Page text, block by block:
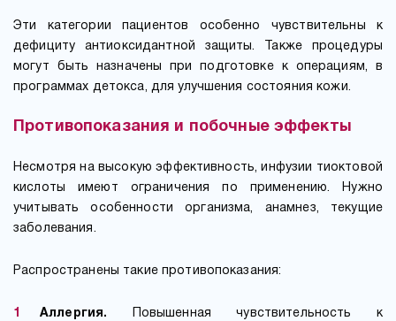
Эти категории пациентов особенно чувствительны к
дефициту антиоксидантной защиты. Также процедуры
могут быть назначены при подготовке к операциям, в
программах детокса, для улучшения состояния кожи.
Противопоказания и побочные эффекты
Несмотря на высокую эффективность, инфузии тиоктовой
кислоты имеют ограничения по применению. Нужно
учитывать особенности организма, анамнез, текущие
заболевания.
Распространены такие противопоказания:
Аллергия. Повышенная чувствительность к